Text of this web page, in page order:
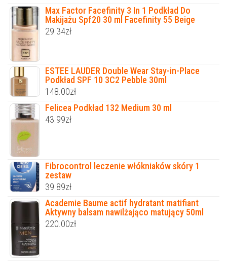
Max Factor Facefinity 3 In 1 Podkład Do
Makijażu Spf20 30 ml Facefinity 55 Beige
29.34zł
ESTEE LAUDER Double Wear Stay-in-Place
Podkład SPF 10 3C2 Pebble 30ml
148.00zł
Felicea Podkład 132 Medium 30 ml
43.99zł
Fibrocontrol leczenie włókniaków skóry 1
zestaw
39.89zł
Academie Baume actif hydratant matifiant
Aktywny balsam nawilżająco matujący 50ml
220.00zł